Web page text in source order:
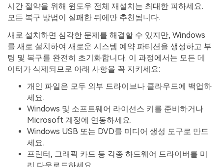
시간 절약을 위해 윈도우 전체 재설치는 최대한 피하세요.
모든 복구 방법이 실패한 뒤에만 추천됩니다.
새로 설치하면 심각한 문제를 해결할 수 있지만, Windows
를 새로 설치하여 새로운 시스템 예약 파티션을 생성하고 부
팅 및 복구를 완전히 초기화합니다. 이 과정에서는 모든 데
이터가 삭제되므로 아래 사항을 꼭 지키세요:
개인 파일은 모두 외부 드라이브나 클라우드에 백업하
세요.
Windows 및 소프트웨어 라이선스 키를 준비하거나
Microsoft 계정에 연동하세요.
Windows USB 또는 DVD를 미디어 생성 도구로 만드
세요.
프린터, 그래픽 카드 등 각종 하드웨어 드라이버를 미